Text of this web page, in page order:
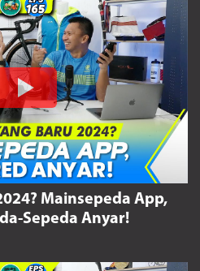
Mainsepeda App,
Sepeda Anyar!